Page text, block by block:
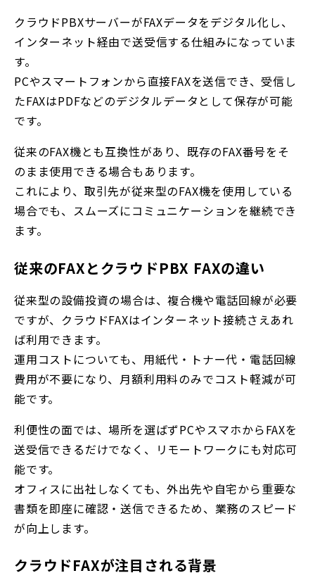
クラウドPBXサーバーがFAXデータをデジタル化し、
インターネット経由で送受信する仕組みになっていま
す。
PCやスマートフォンから直接FAXを送信でき、受信し
たFAXはPDFなどのデジタルデータとして保存が可能
です。
従来のFAX機とも互換性があり、既存のFAX番号をそ
のまま使用できる場合もあります。
これにより、取引先が従来型のFAX機を使用している
場合でも、スムーズにコミュニケーションを継続でき
ます。
従来のFAXとクラウドPBX FAXの違い
従来型の設備投資の場合は、複合機や電話回線が必要
ですが、クラウドFAXはインターネット接続さえあれ
ば利用できます。
運用コストについても、用紙代・トナー代・電話回線
費用が不要になり、月額利用料のみでコスト軽減が可
能です。
利便性の面では、場所を選ばずPCやスマホからFAXを
送受信できるだけでなく、リモートワークにも対応可
能です。
オフィスに出社しなくても、外出先や自宅から重要な
書類を即座に確認・送信できるため、業務のスピード
が向上します。
クラウドFAXが注目される背景